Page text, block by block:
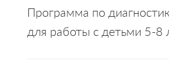
Программа по
для работы с детьми 5-8